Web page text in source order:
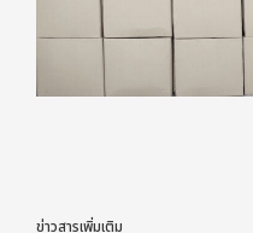
ข่าวสารเพิ่มเติม